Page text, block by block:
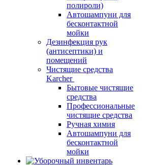
полироли)
Автошампуни для
бесконтактной
мойки
Дезинфекция рук
(антисептики) и
помещений
Чистящие средства
Karcher
Бытовые чистящие
средства
Профессиональные
чистящие средства
Ручная химия
Автошампуни для
бесконтактной
мойки